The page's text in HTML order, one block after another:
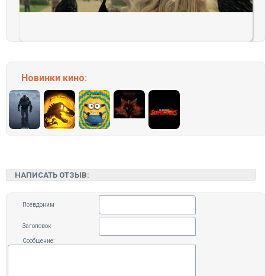
Новинки кино:
НАПИСАТЬ ОТЗЫВ:
Псевдоним
Заголовок
Сообщение: